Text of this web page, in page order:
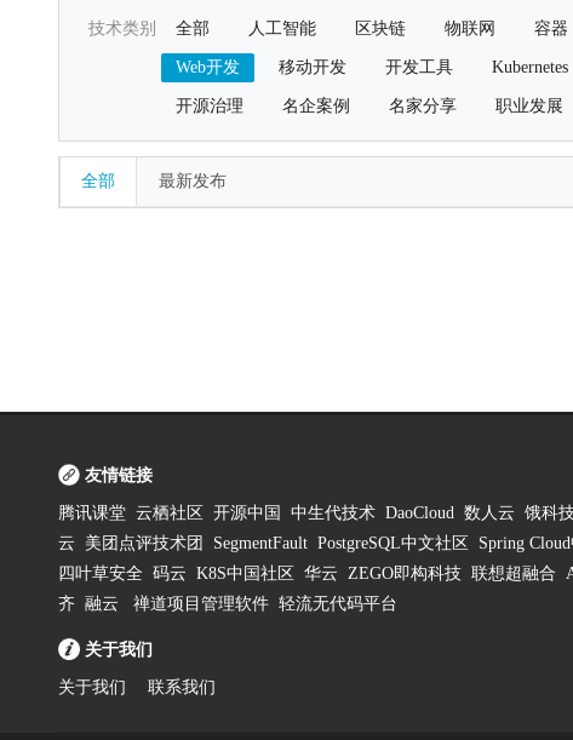
技术类别 全部 人工智能 区块链 物联网 容器
Web开发 移动开发 开发工具 Kubernetes
开源治理 名企案例 名家分享 职业发展
全部 最新发布
友情链接
腾讯课堂 云栖社区 开源中国 中生代技术 DaoCloud 数人云 饿科
云
美团点评技术团 SegmentFault PostgreSQL中文社区 Spring
四叶草安全 码云 K8S中国社区 华云 ZEGO即构科技 联想超融合
齐 融云 禅道项目管理软件 轻流无代码平台
关于我们
关于我们 联系我们